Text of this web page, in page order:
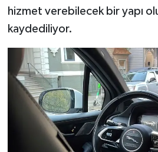
hizmet verebilecek bir yapı
kaydediliyor.